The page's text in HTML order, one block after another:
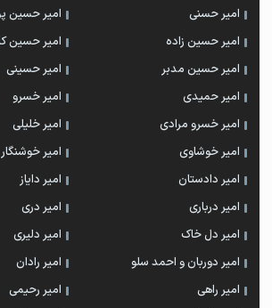
امیر حسنی
امیر حسین
امیر حسین زاده
امیر حسین
امیر حسین مدبر
امیر حسینی
امیر حمیدی
امیر خسرو
امیر خسرو مرادی
امیر خلیلی
امیر خوشاوی
امیر خوشنگار
امیر دادستان
امیر دایاز
امیر درباری
امیر دری
امیر دل خاک
امیر دلیری
امیر دوربان و احمد سلو
امیر رادان
امیر راهی
امیر رحیمی